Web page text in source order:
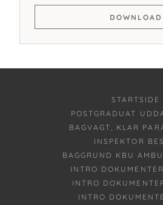
DOWNLOAD
STARTSIDE
POSTGRADUAT
BAGVAGT, KLAR
INSPEKTOR
BAGGRUND KBU
INTRO
INTRO
INTRO